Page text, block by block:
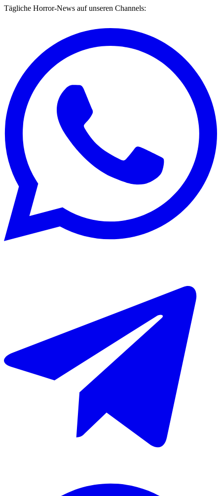
Tägliche Horror-News auf unseren Channels: